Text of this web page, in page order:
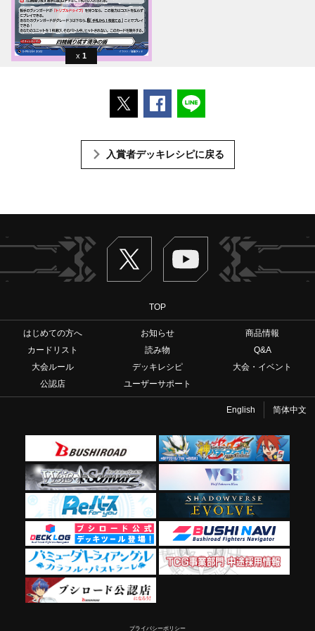
1
ポストするFacebookでシェアする
入賞者デッキレシピに戻る
Twitter ヴァンガードch
TOP
はじめての方へ お知らせ
商品情報
カードリスト
読み物
Q&A
大会ルール
デッキレシピ
大会・イベント
公認店
ユーザーサポート
English 简体中文
プライバシーポリシー